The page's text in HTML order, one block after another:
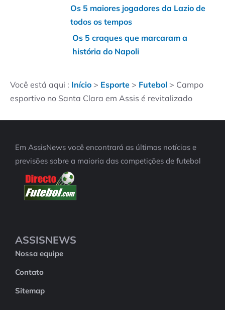
Os 5 maiores jogadores da Lazio de
todos os tempos
Os 5 craques que marcaram a
história do Napoli
Você está aqui : Início > Esporte > Futebol > Campo
esportivo no Santa Clara em Assis é revitalizado
Em AssisNews você encontrará as últimas notícias e
previsões sobre a maioria das competições de futebol
ASSISNEWS
Nossa equipe
Contato
Sitemap